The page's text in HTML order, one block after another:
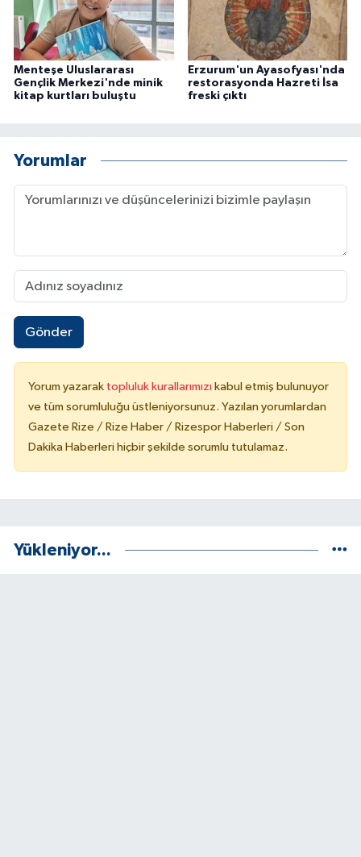
Menteşe Uluslararası
Gençlik Merkezi'nde minik
kitap kurtları buluştu
Erzurum'un Ayasofyası'nda
restorasyonda Hazreti İsa
freski çıktı
Yorumlar
Gönder
Yorum yazarak topluluk kurallarımızı kabul etmiş bulunuyor
ve tüm sorumluluğu üstleniyorsunuz. Yazılan yorumlardan
Gazete Rize / Rize Haber / Rizespor Haberleri / Son
Dakika Haberleri hiçbir şekilde sorumlu tutulamaz.
Yükleniyor...